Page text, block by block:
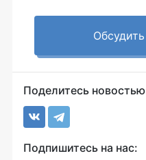
Поделитесь
Подпишитесь на нас: